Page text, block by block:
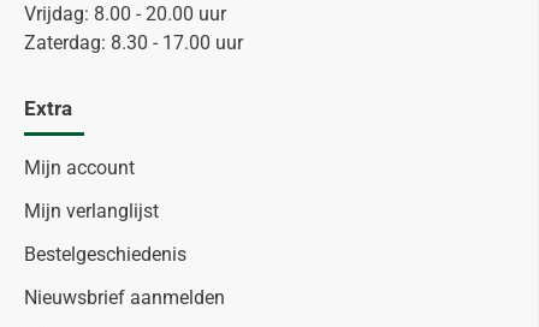
Vrijdag: 8.00 - 20.00 uur
Zaterdag: 8.30 - 17.00 uur
Extra
Mijn account
Mijn verlanglijst
Bestelgeschiedenis
Nieuwsbrief aanmelden